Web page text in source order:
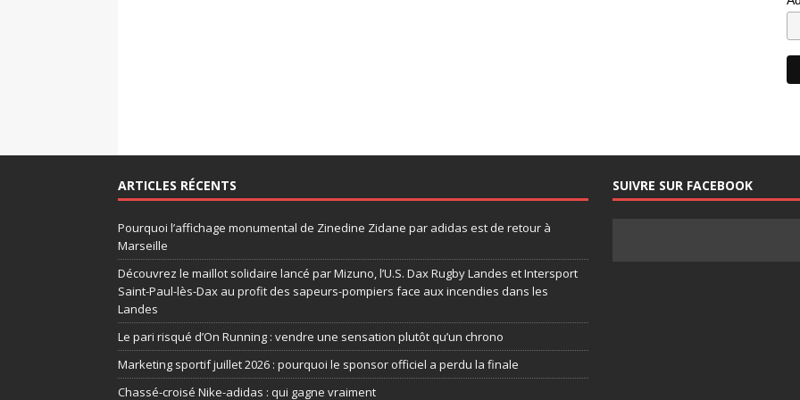
ARTICLES RÉCENTS
Pourquoi l’affichage monumental de Zinedine Zidane par adidas est de retour à
Marseille
Découvrez le maillot solidaire lancé par Mizuno, l’U.S. Dax Rugby Landes et Intersport
Saint-Paul-lès-Dax au profit des sapeurs-pompiers face aux incendies dans les
Landes
Le pari risqué d’On Running : vendre une sensation plutôt qu’un chrono
Marketing sportif juillet 2026 : pourquoi le sponsor officiel a perdu la finale
Chassé-croisé Nike-adidas : qui gagne vraiment
SUIVRE SUR FACEBOOK